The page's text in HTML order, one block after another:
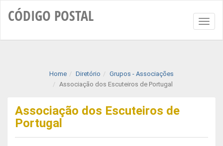
CÓDIGO POSTAL
Home Diretório
Grupos - Associações
Associação dos Escuteiros de Portugal
Associação dos Escuteiros de
Portugal